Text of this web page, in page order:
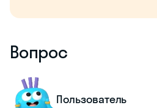
Вопрос
Пользователь